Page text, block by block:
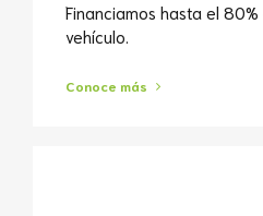
Financiamos hasta el
vehículo.⁣
Conoce más